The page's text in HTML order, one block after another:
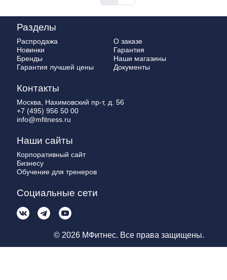
Разделы
Распродажа
Новинки
Бренды
Гарантия лучшей цены
О заказе
Гарантия
Наши магазины
Документы
Контакты
Москва, Нахимовский пр-т, д. 56
+7 (495) 956 50 00
info@mfitness.ru
Наши сайты
Корпоративный сайт
Бизнесу
Обучение для тренеров
Социальные сети
© 2026 МФитнес. Все права защищены.